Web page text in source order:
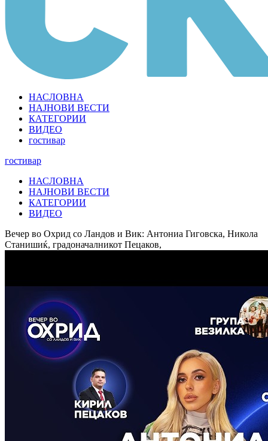
НАСЛОВНА
НАЈНОВИ ВЕСТИ
КАТЕГОРИИ
ВИДЕО
гостивар
гостивар
НАСЛОВНА
НАЈНОВИ ВЕСТИ
КАТЕГОРИИ
ВИДЕО
Вечер во Охрид со Ландов и Вик: Антониа Гиговска, Никола
Станишиќ, градоначалникот Пецаков,